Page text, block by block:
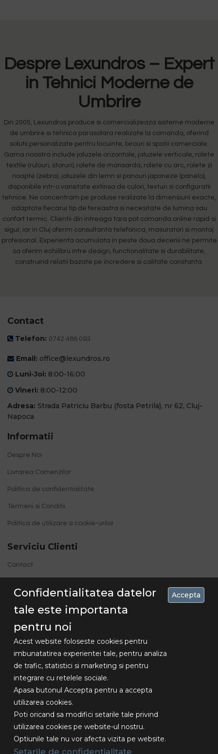
Concediu 30.07-16.08 , livrarile se vor
face dupa aceasta data!!!
Despre Lexundros – Expert
in Tehnici Moderne de
Umbrire
Din 2005, Lexundros produce si comercializeaza sisteme moderne
de umbrire si tehnica parasolara realizate la comanda, oferind
solutii personalizate pentru locuinte, birouri si spatii comerciale.
Gama noastra include jaluzele orizontale, jaluzele verticale, rolete
textile (rulouri, storuri), rolete de mansarda, rolete cu arc, rolete zi
noapte (zebra), jaluzele din lemn si panouri japoneze (panelo),
disponibile intr-o varietate extinsa de culori, texturi si configuratii
tehnice. Ne concentram pe produse realizate la dimensiuni exacte,
adaptate fiecarui tip de fereastra si necesitate de lumina sau
confort termic. Clientii din intreaga tara pot comanda online rapid si
sigur, iar in Cluj oferim consultanta telefonica, masuratori si montaj
profesional. Experienta acumulata in peste doua decenii ne permite
sa oferim echilibru intre design, functionalitate si durabilitate,
construind relatii bazate pe incredere si calitate constanta.
Contact
Telefon: 0742 486 093
Email: office@lexundros.ro
Luni-Joi: 8:00-16:00
Vineri: 8:00-12:00
Adresa: Strada Patriciu Barbu (fosta Petrila), nr 62, Cluj-
Napoca
Informatii
Despre Noi
Livrarea Comenzilor
Politica de confidentialitate
Termeni si Conditii
Politica de utilizare a cookie-urilor
Serviciu Clienti
Contact
© 2018
Design -
Toate
drepturile
rezervate.
Confidentialitatea datelor
tale este importanta
pentru noi
Acest website foloseste cookies pentru
imbunatatirea experientei tale, pentru analiza
de trafic, statistici si marketing si pentru
integrare cu retelele sociale.
Apasa butonul Accepta pentru a accepta
utilizarea cookies.
Poti oricand sa modifici setarile tale privind
utilizarea cookies pe website-ul nostru.
Optiunile tale nu vor afecta vizita pe website.
Setarile de confidentialitate
Accepta